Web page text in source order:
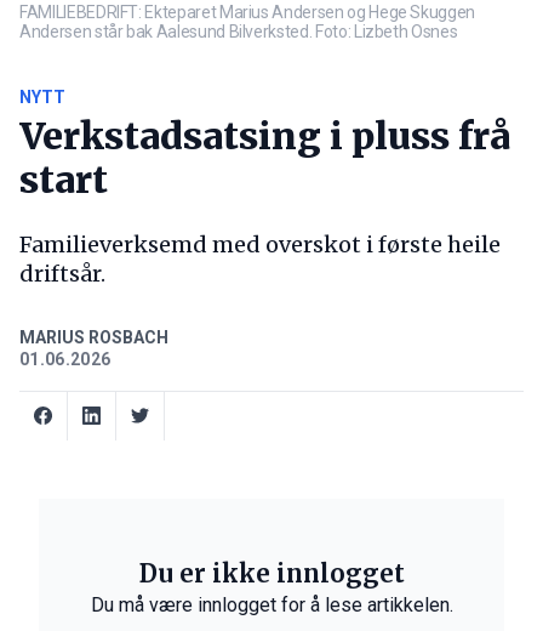
FAMILIEBEDRIFT: Ekteparet Marius Andersen og Hege Skuggen
Andersen står bak Aalesund Bilverksted. Foto: Lizbeth Osnes
NYTT
Verkstadsatsing i pluss frå
start
Familieverksemd med overskot i første heile
driftsår.
MARIUS ROSBACH
01.06.2026
Du er ikke innlogget
Du må være innlogget for å lese artikkelen.